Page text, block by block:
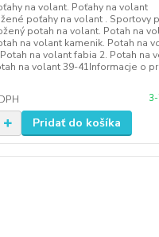
na volant. Poťahy na volant
poťahy na volant . Sportovy
potah na volant. Potah na
na volant kamenik. Potah na
na volant fabia 2. Potah na
na volant 39-41Informacje o
Pridať do košíka